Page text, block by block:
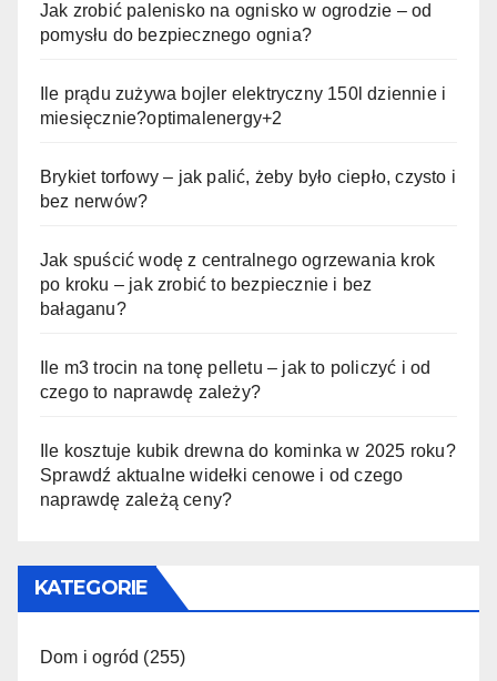
Jak zrobić palenisko na ognisko w ogrodzie – od
pomysłu do bezpiecznego ognia?
Ile prądu zużywa bojler elektryczny 150l dziennie i
miesięcznie?optimalenergy+2
Brykiet torfowy – jak palić, żeby było ciepło, czysto i
bez nerwów?
Jak spuścić wodę z centralnego ogrzewania krok
po kroku – jak zrobić to bezpiecznie i bez
bałaganu?
Ile m3 trocin na tonę pelletu – jak to policzyć i od
czego to naprawdę zależy?
Ile kosztuje kubik drewna do kominka w 2025 roku?
Sprawdź aktualne widełki cenowe i od czego
naprawdę zależą ceny?
KATEGORIE
Dom i ogród (255)